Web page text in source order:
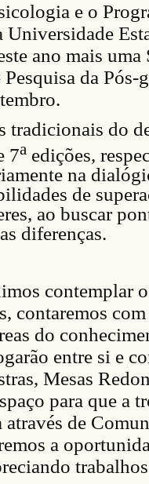
e o
Universidade
ano mais uma
da
tradicionais do
7a edições,
na
de
ao buscar
diferenças.
contemplar
contaremos
do
entre si e
Mesas
para que a
através de
a